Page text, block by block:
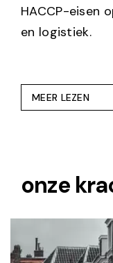
HACCP-eisen
en logistiek.
MEER LEZEN
onze